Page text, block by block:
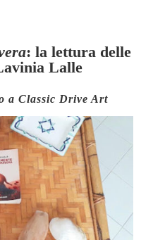
: la lettura delle
Lalle
a Classic Drive Art